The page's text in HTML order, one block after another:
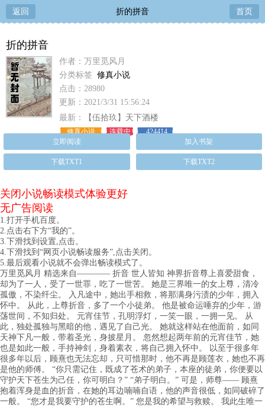
返回 折的拼音 首页
折的拼音
作者：万里觅风月
分类标签 修真小说
点击：28980
更新：2021/3/31 15:56:24
最新：
【伍拾玖】天下酒楼
修真小说 连载中
424414
立即阅读
加入书架
下载TXT1 下载TXT2
关闭小说畅读模式体验更好
无广告阅读
1.打开手机百度。
2.点击右下方“我的”。
3.下滑找到设置,点击。
4.下滑找到“网页小说畅读服务”,点击关闭。
5.最后观看小说就不会弹出畅读模式了。
万里觅风月 精选来自———— 折音 世人皆知 神界折音尊上喜爱甜食，
却为了一人，受了一世罪，吃了一世苦。 她是三界唯一的女上尊，清冷
孤傲，不染纤尘。 入凡途中，她出手相救，将那满身污渍的少年，拥入
怀中。 从此，上尊折音，多了一个小徒弟。 他是被命运唾弃的少年，游
荡世间，不知归处。 元宵佳节，孔明浮灯，一笑一眼，一拥一见。 从
此，独处孤独与黑暗的他，遇见了自己光。 她就这样站在他面前，如同
天神下凡一般，带着圣光，身披星月。 忽然想起两年前的元宵佳节，她
也是如此一般，手持神剑，身着素衣，将自己拥入怀中。 以至于很多年
很多年以后，顾熹也无法忘却，只可惜那时，他不再是顾莲衣，她也不再
是他的师傅。 “你只需记住，既成了苍术的弟子，本座的徒弟，你便要以
守护天下苍生为己任，你可明白？” “弟子明白。” 可是，师尊—— 顾熹
抱着浑身是血的折音，在她的耳边喃喃自语，他的声音很低，如同破碎了
一般。 “您才是我要守护的苍生啊。” 您是我的希望与救赎。 我此生唯一